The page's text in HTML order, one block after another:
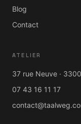
Blog
Contact
ATELIER
37 rue Neuve ·
07 43 16 11 17